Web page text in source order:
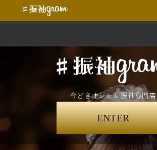
今どきオシャレ振袖専門店
ENTER